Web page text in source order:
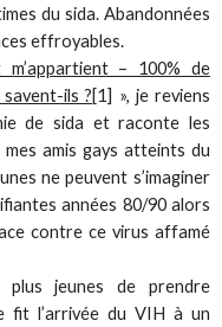
du sida. Abandonnées
effroyables.
– 100% de
ils ?[1] », je reviens
de sida et raconte les
amis gays atteints du
ne peuvent s’imaginer
années 80/90 alors
contre ce virus affamé
jeunes de prendre
fit l’arrivée du VIH à un